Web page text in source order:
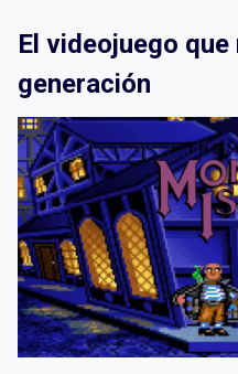
El videojuego que
generación